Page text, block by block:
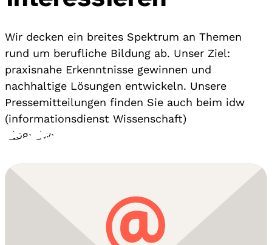
Wir decken ein breites Spektrum an Themen
rund um berufliche Bildung ab. Unser Ziel:
praxisnahe Erkenntnisse gewinnen und
nachhaltige Lösungen entwickeln. Unsere
Pressemitteilungen finden Sie auch beim idw
(informationsdienst Wissenschaft)
Blog› idw›